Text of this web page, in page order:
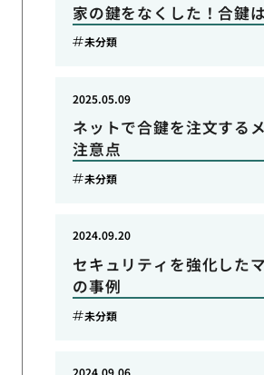
家の鍵をなくした！合鍵
未分類
ネットで合鍵を注文する
注意点
2025.05.09
未分類
セキュリティを強化した
の事例
2024.09.20
未分類
2024.09.06